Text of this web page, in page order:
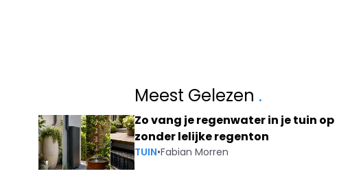
Meest Gelezen .
Zo vang je regenwater in je tuin op
zonder lelijke regenton
TUIN•Fabian Morren